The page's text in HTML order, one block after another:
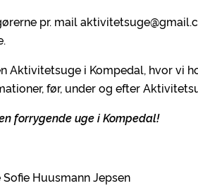
pr. mail
Aktivitetsuge i Kompedal, hvor vi
før, under og efter
forrygende uge i Kompedal!
Huusmann Jepsen